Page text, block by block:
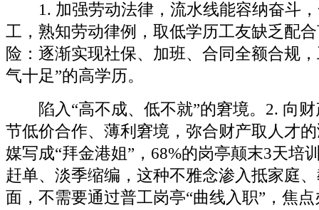
1. 加强劳动法律，流水线能容纳奋斗，
工，熟知劳动律例，取低学历工友缺乏配
险：逐渐实现社保、加班、合同全额合规
气十足”的高学历。
陷入“高不成、低不就”的窘境。2. 向财
节低价合作、薄利窘境，弥合财产取人才
媒写成“拜金港姐”，68%的岗亭颠末3天培
赶单、淡季缩编，这种不雅念渗入抵家庭
面，不需要通过普工岗亭“曲线入职”，焦